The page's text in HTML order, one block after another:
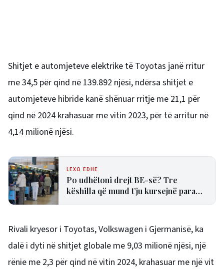
Shitjet e automjeteve elektrike të Toyotas janë rritur
me 34,5 për qind në 139.892 njësi, ndërsa shitjet e
automjeteve hibride kanë shënuar rritje me 21,1 për
qind në 2024 krahasuar me vitin 2023, për të arritur në
4,14 milionë njësi.
LEXO EDHE
Po udhëtoni drejt BE-së? Tre
këshilla që mund t’ju kursejnë para
Rivali kryesor i Toyotas, Volkswagen i Gjermanisë, ka
dalë i dyti në shitjet globale me 9,03 milionë njësi, një
rënie me 2,3 për qind në vitin 2024, krahasuar me një vit